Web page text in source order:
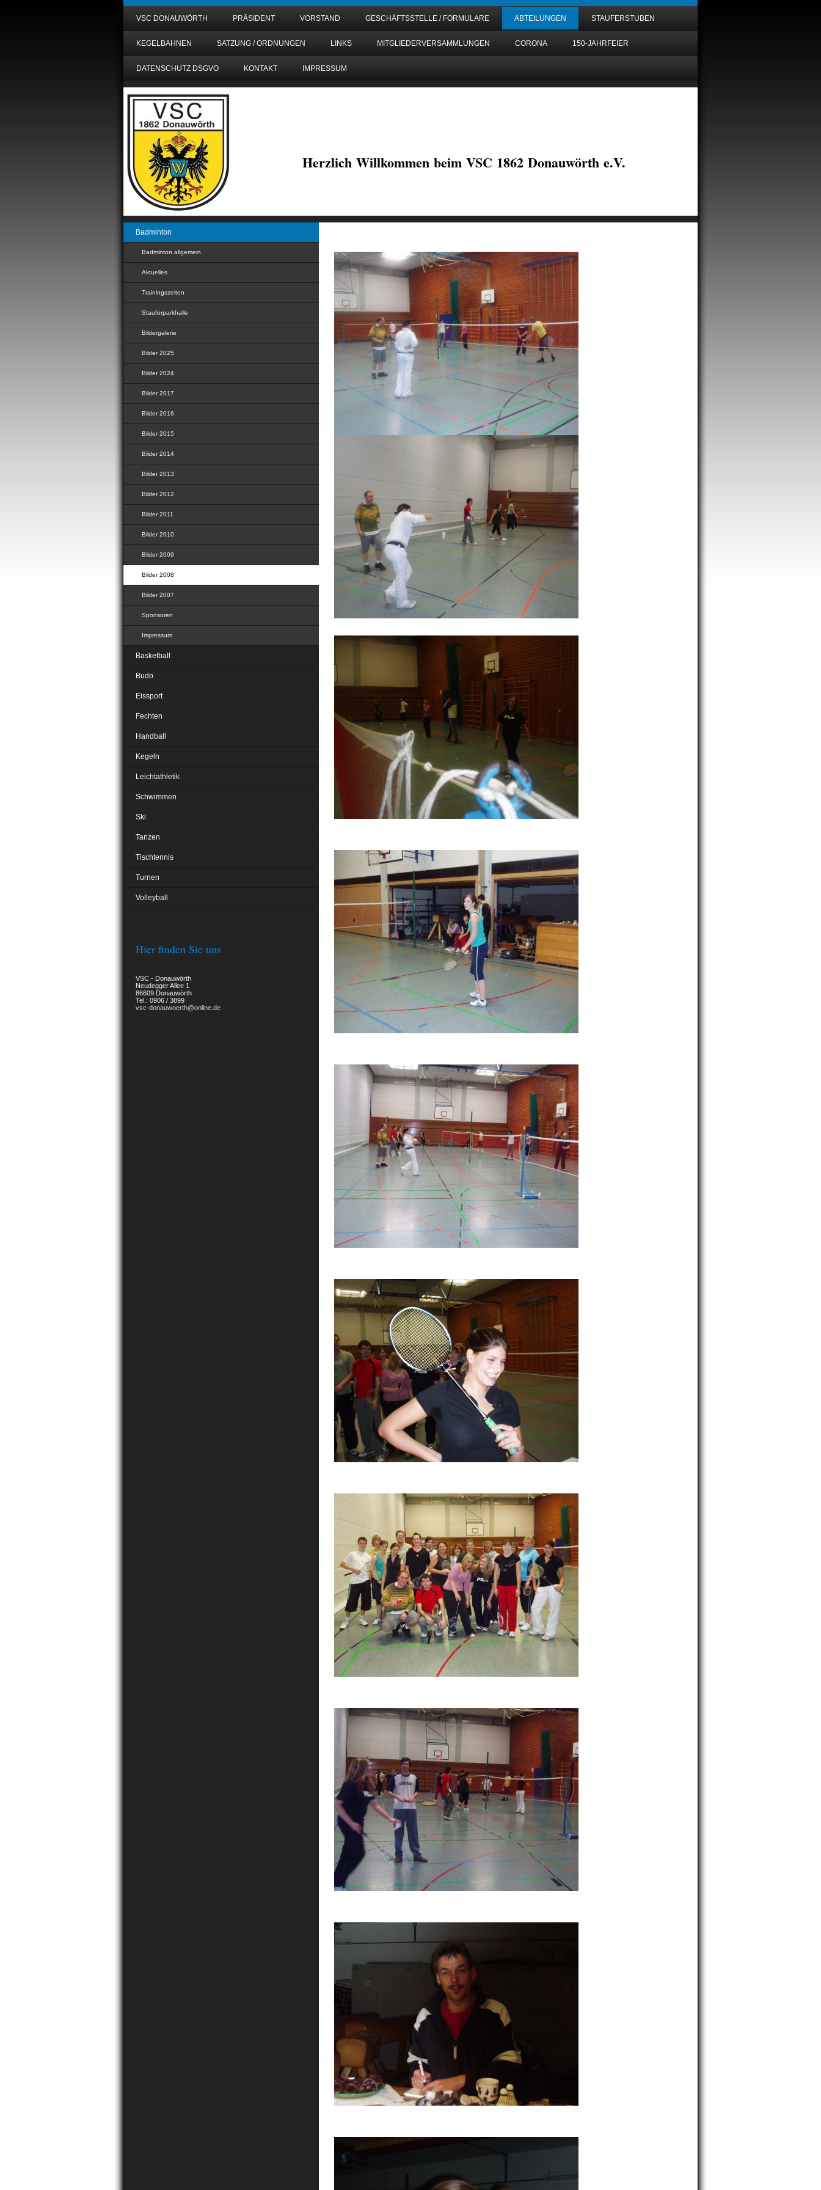
VSC DONAUWÖRTH PRÄSIDENT VORSTAND GESCHÄFTSSTELLE / FORMULARE ABTEILUNGEN STAUFERSTUBEN
KEGELBAHNEN SATZUNG / ORDNUNGEN LINKS MITGLIEDERVERSAMMLUNGEN CORONA 150-JAHRFEIER
DATENSCHUTZ DSGVO KONTAKT IMPRESSUM
Herzlich Willkommen beim VSC 1862 Donauwörth e.V.
Badminton
Badminton allgemein
Aktuelles
Trainingszeiten
Stauferparkhalle
Bildergalerie
Bilder 2025
Bilder 2024
Bilder 2017
Bilder 2016
Bilder 2015
Bilder 2014
Bilder 2013
Bilder 2012
Bilder 2011
Bilder 2010
Bilder 2009
Bilder 2008
Bilder 2007
Sponsoren
Impressum
Basketball
Budo
Eissport
Fechten
Handball
Kegeln
Leichtathletik
Schwimmen
Ski
Tanzen
Tischtennis
Turnen
Volleyball
Hier finden Sie uns
VSC - Donauwörth
Neudegger Allee 1
86609 Donauwörth
Tel.: 0906 / 3899
vsc-donauwoerth@online.de